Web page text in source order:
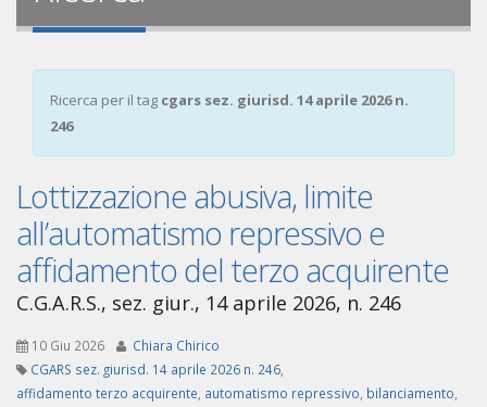
Ricerca per il tag cgars sez. giurisd. 14 aprile 2026 n.
246
Lottizzazione abusiva, limite
all’automatismo repressivo e
affidamento del terzo acquirente
C.G.A.R.S., sez. giur., 14 aprile 2026, n. 246
10 Giu 2026
Chiara Chirico
CGARS sez. giurisd. 14 aprile 2026 n. 246
affidamento terzo acquirente automatismo repressivo bilanciamento